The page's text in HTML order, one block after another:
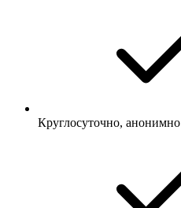
Круглосуточно, анонимно